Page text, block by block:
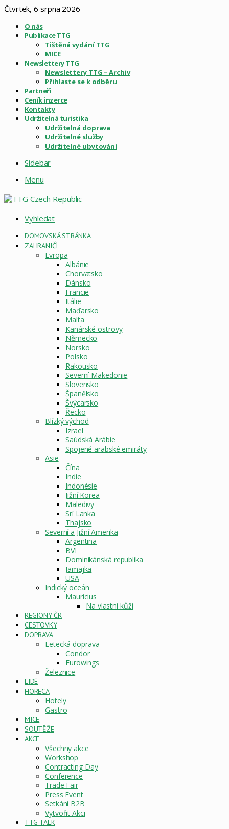
Čtvrtek, 6 srpna 2026
O nás
Publikace TTG
Tištěná vydání TTG
MICE
Newslettery TTG
Newslettery TTG – Archiv
Přihlaste se k odběru
Partneři
Ceník inzerce
Kontakty
Udržitelná turistika
Udržitelná doprava
Udržitelné služby
Udržitelné ubytování
Sidebar
Menu
Vyhledat
DOMOVSKÁ STRÁNKA
ZAHRANIČÍ
Evropa
Albánie
Chorvatsko
Dánsko
Francie
Itálie
Maďarsko
Malta
Kanárské ostrovy
Německo
Norsko
Polsko
Rakousko
Severní Makedonie
Slovensko
Španělsko
Švýcarsko
Řecko
Blízký východ
Izrael
Saúdská Arábie
Spojené arabské emiráty
Asie
Čína
Indie
Indonésie
Jižní Korea
Maledivy
Srí Lanka
Thajsko
Severní a Jižní Amerika
Argentina
BVI
Dominikánská republika
Jamajka
USA
Indický oceán
Mauricius
Na vlastní kůži
REGIONY ČR
CESTOVKY
DOPRAVA
Letecká doprava
Condor
Eurowings
Železnice
LIDÉ
HORECA
Hotely
Gastro
MICE
SOUTĚŽE
AKCE
Všechny akce
Workshop
Contracting Day
Conference
Trade Fair
Press Event
Setkání B2B
Vytvořit Akci
TTG TALK